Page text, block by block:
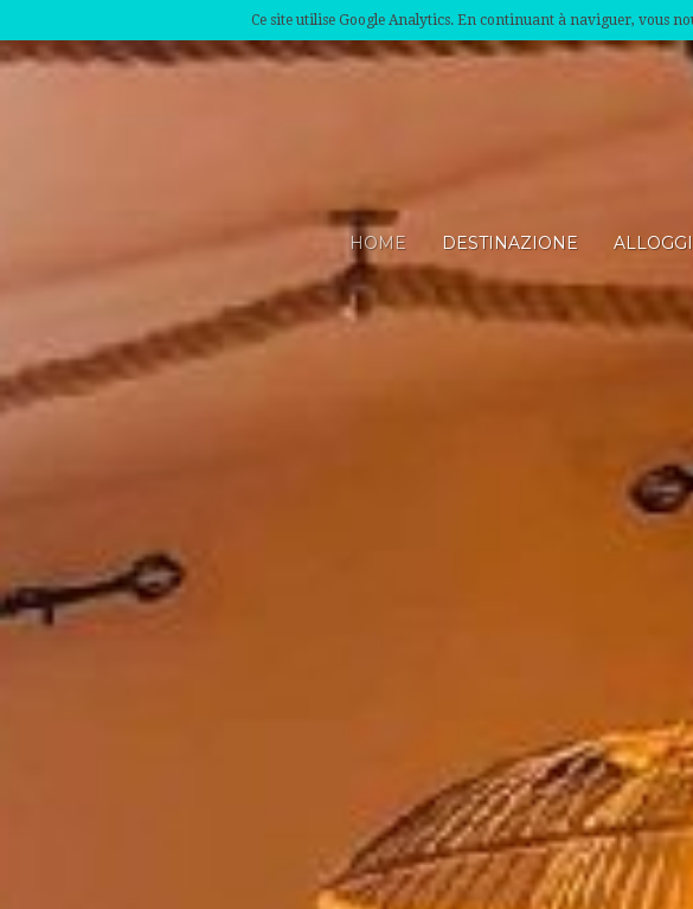
Ce site utilise Google Analytics. En continuant à naviguer, vous
HOME DESTINAZIONE